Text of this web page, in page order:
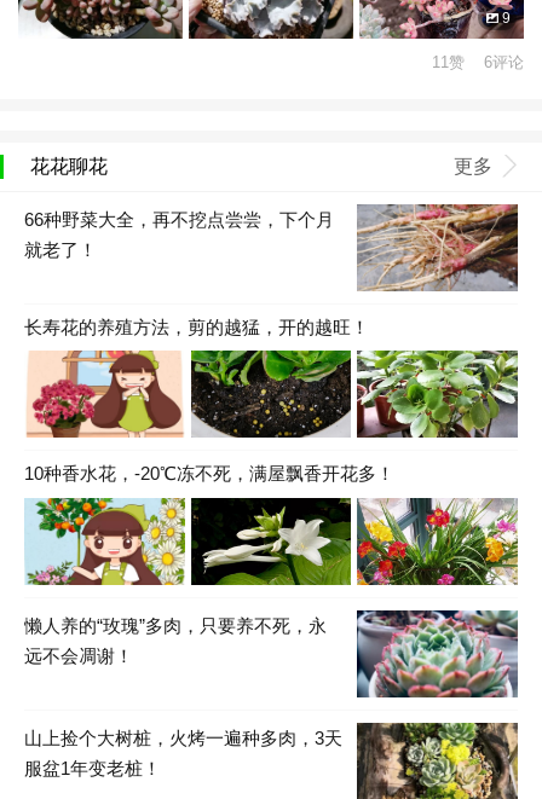
9
11赞 6评论
花花聊花 更多
66种野菜大全，再不挖点尝尝，下个月
就老了！
长寿花的养殖方法，剪的越猛，开的越旺！
10种香水花，-20℃冻不死，满屋飘香开花多！
懒人养的“玫瑰”多肉，只要养不死，永
远不会凋谢！
山上捡个大树桩，火烤一遍种多肉，3天
服盆1年变老桩！